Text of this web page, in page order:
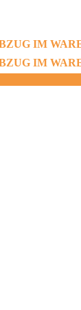
IM
IM